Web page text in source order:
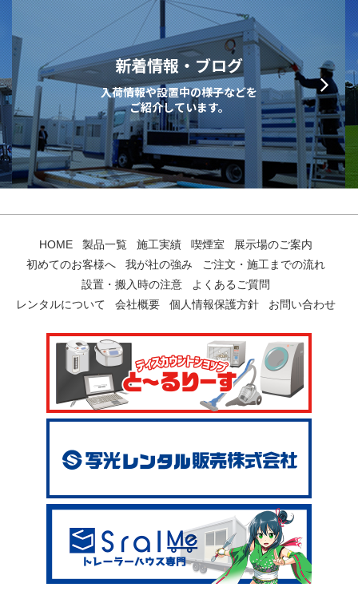
新着情報・ブログ
入荷情報や設置中の様子などを
ご紹介しています。
HOME 製品一覧 施工実績 喫煙室
展示場のご案内
初めてのお客様へ
我が社の強み
ご注文・施工までの流れ
設置・搬入時の注意
よくあるご質問
レンタルについて
会社概要 個人情報保護方針 お問い合わせ